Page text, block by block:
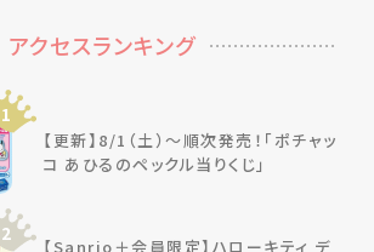
アクセスランキング
1
【更新】8/1（土）～順次発売！「ポチャッ
コ あひるのペックル当りくじ」
2
【Sanrio＋会員限定】ハローキティ デ